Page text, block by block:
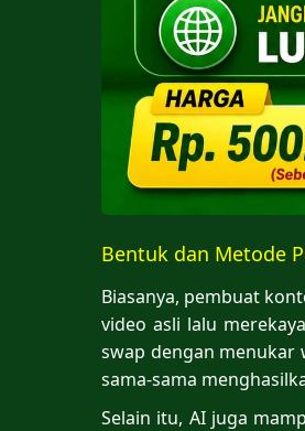
Bentuk dan Metode
Biasanya, pembuat
video asli lalu
swap dengan menukar
sama-sama
Selain itu, AI juga